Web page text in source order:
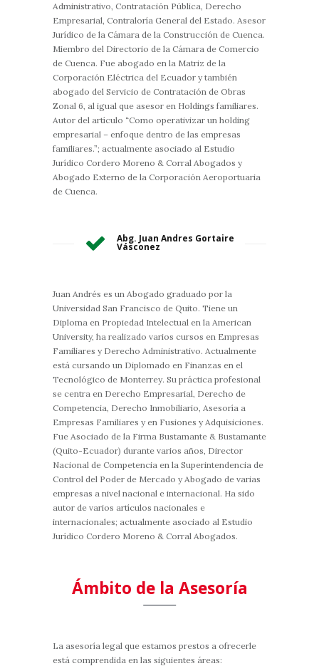
Administrativo, Contratación Pública, Derecho
Empresarial, Contraloría General del Estado. Asesor
Jurídico de la Cámara de la Construcción de Cuenca.
Miembro del Directorio de la Cámara de Comercio
de Cuenca. Fue abogado en la Matriz de la
Corporación Eléctrica del Ecuador y también
abogado del Servicio de Contratación de Obras
Zonal 6, al igual que asesor en Holdings familiares.
Autor del artículo “Como operativizar un holding
empresarial – enfoque dentro de las empresas
familiares.”; actualmente asociado al Estudio
Jurídico Cordero Moreno & Corral Abogados y
Abogado Externo de la Corporación Aeroportuaria
de Cuenca.
Abg. Juan Andres Gortaire
Vásconez
Juan Andrés es un Abogado graduado por la
Universidad San Francisco de Quito. Tiene un
Diploma en Propiedad Intelectual en la American
University, ha realizado varios cursos en Empresas
Familiares y Derecho Administrativo. Actualmente
está cursando un Diplomado en Finanzas en el
Tecnológico de Monterrey. Su práctica profesional
se centra en Derecho Empresarial, Derecho de
Competencia, Derecho Inmobiliario, Asesoría a
Empresas Familiares y en Fusiones y Adquisiciones.
Fue Asociado de la Firma Bustamante & Bustamante
(Quito-Ecuador) durante varios años, Director
Nacional de Competencia en la Superintendencia de
Control del Poder de Mercado y Abogado de varias
empresas a nivel nacional e internacional. Ha sido
autor de varios artículos nacionales e
internacionales; actualmente asociado al Estudio
Jurídico Cordero Moreno & Corral Abogados.
Ámbito de la Asesoría
La asesoría legal que estamos prestos a ofrecerle
está comprendida en las siguientes áreas: